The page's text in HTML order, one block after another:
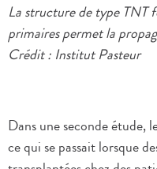
La structure de type TNT
primaires permet la
Crédit : Institut Pasteur
Dans une seconde étude,
ce qui se passait lorsque